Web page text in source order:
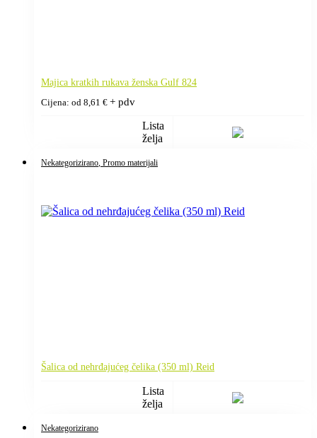
Majica kratkih rukava ženska Gulf 824
Cijena: od 8,61 € + pdv
Lista
želja
Nekategorizirano , Promo materijali
Šalica od nehrđajućeg čelika (350 ml) Reid
Lista
želja
Nekategorizirano